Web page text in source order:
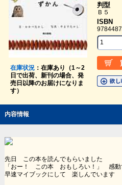
在庫状況：在庫あり（1～2
日で出荷、新刊の場合、発
売日以降のお届けになりま
す）
判型
Ｂ５
ISBN
内容情報
先日 この本を読んでもらいました
「おー！ この本 おもしろい！」 感動
早速マイブックにして 楽しんでいます